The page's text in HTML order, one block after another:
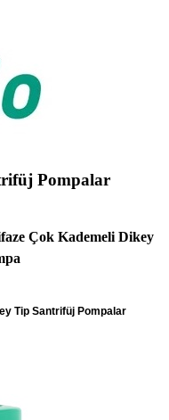
Pompalar
Çok Kademeli Dikey
Tip Santrifüj Pompalar